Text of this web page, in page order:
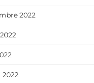
2022
2022